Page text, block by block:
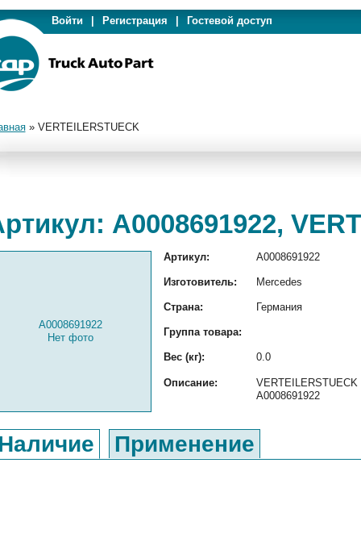
Войти Регистрация Гостевой доступ
» VERTEILERSTUECK
A0008691922,
A0008691922
Нет фото
Артикул: A0008691922
Изготовитель: Mercedes
Страна: Германия
Группа товара:
Вес (кг): 0.0
Описание:
VERTEILERSTUECK
A0008691922
Применение